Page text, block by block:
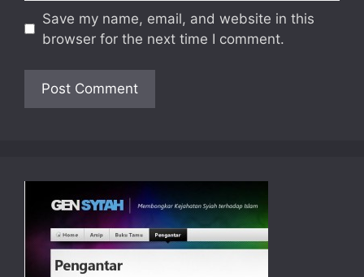
Save my name, email, and website in this
browser for the next time I comment.